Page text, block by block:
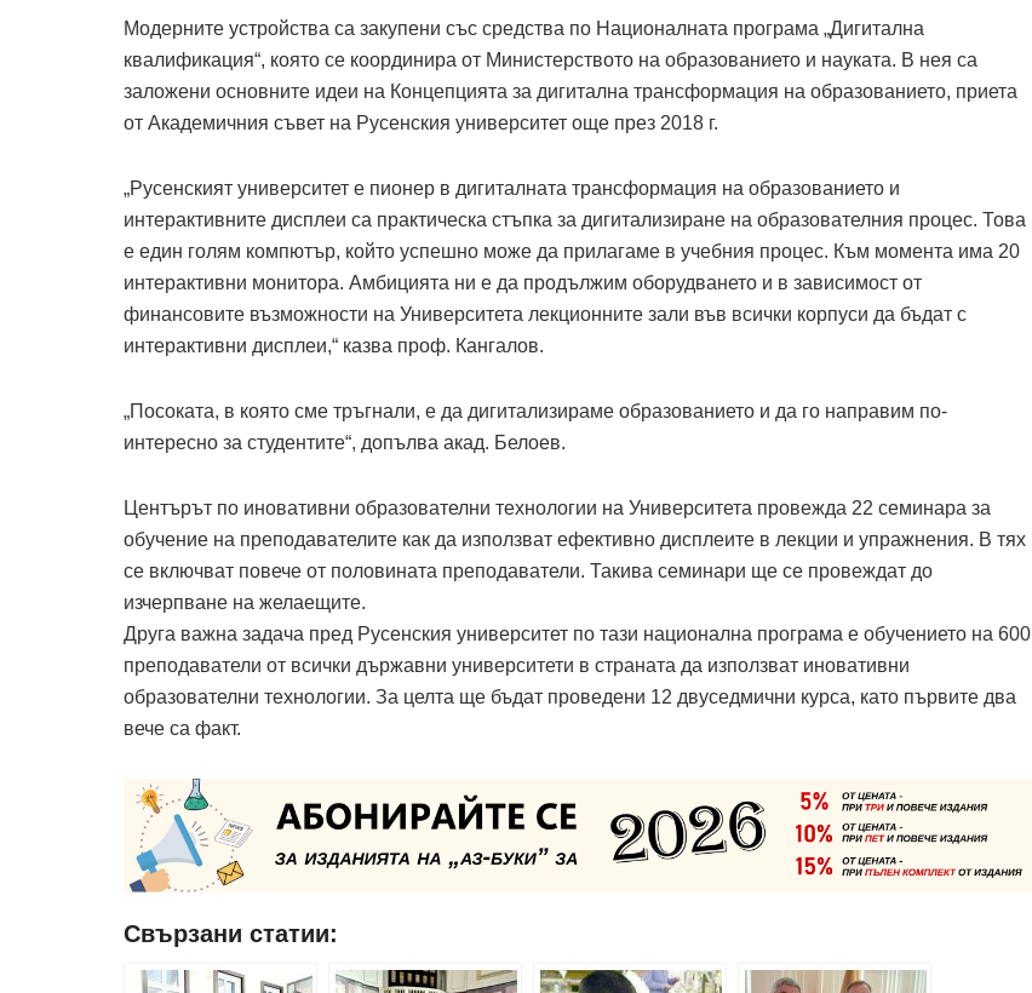
Модерните устройства са закупени със средства по Националната програма „Дигитална
квалификация“, която се координира от Министерството на образованието и науката. В нея са
заложени основните идеи на Концепцията за дигитална трансформация на образованието, приета
от Академичния съвет на Русенския университет още през 2018 г.
„Русенският университет е пионер в дигиталната трансформация на образованието и
интерактивните дисплеи са практическа стъпка за дигитализиране на образователния процес. Това
е един голям компютър, който успешно може да прилагаме в учебния процес. Към момента има 20
интерактивни монитора. Амбицията ни е да продължим оборудването и в зависимост от
финансовите възможности на Университета лекционните зали във всички корпуси да бъдат с
интерактивни дисплеи,“ казва проф. Кангалов.
„Посоката, в която сме тръгнали, е да дигитализираме образованието и да го направим по-
интересно за студентите“, допълва акад. Белоев.
Центърът по иновативни образователни технологии на Университета провежда 22 семинара за
обучение на преподавателите как да използват ефективно дисплеите в лекции и упражнения. В тях
се включват повече от половината преподаватели. Такива семинари ще се провеждат до
изчерпване на желаещите.
Друга важна задача пред Русенския университет по тази национална програма е обучението на 600
преподаватели от всички държавни университети в страната да използват иновативни
образователни технологии. За целта ще бъдат проведени 12 двуседмични курса, като първите два
вече са факт.
Свързани статии: